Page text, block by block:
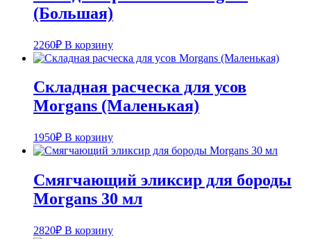
(Большая)
2260₽ В корзину
Складная расческа для усов
Morgans (Маленькая)
1950₽ В корзину
Смягчающий эликсир для бороды
Morgans 30 мл
2820₽ В корзину